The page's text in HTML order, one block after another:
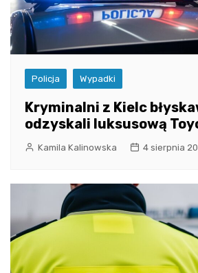
Policja Wypadki
Kryminalni z Kielc
odzyskali luksusową
Kamila Kalinowska 4 sierpnia